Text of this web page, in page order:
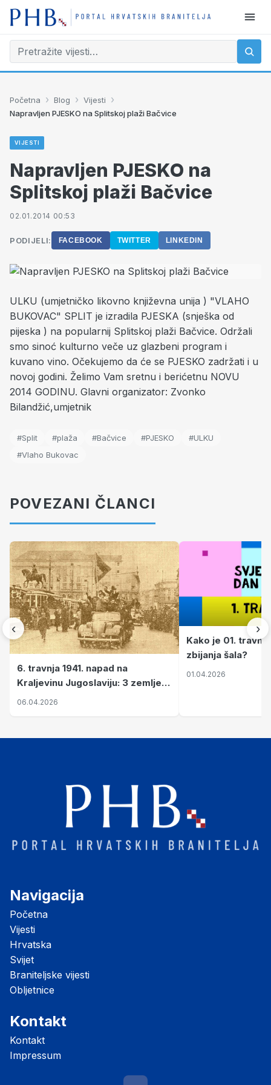
Početna › Blog › Vijesti ›
Napravljen PJESKO na Splitskoj plaži Bačvice
VIJESTI
Napravljen PJESKO na
Splitskoj plaži Bačvice
02.01.2014 00:53
PODIJELI: FACEBOOK TWITTER LINKEDIN
ULKU (umjetničko likovno književna unija ) "VLAHO
BUKOVAC" SPLIT je izradila PJESKA (snješka od
pijeska ) na popularnij Splitskoj plaži Bačvice. Održali
smo sinoć kulturno veče uz glazbeni program i
kuvano vino. Očekujemo da će se PJESKO zadržati i u
novoj godini. Želimo Vam sretnu i berićetnu NOVU
2014 GODINU. Glavni organizator: Zvonko
Bilandžić,umjetnik
#Split #plaža #Bačvice #PJESKO
#ULKU
#Vlaho Bukovac
POVEZANI ČLANCI
‹
6. travnja 1941. napad na
Kraljevinu Jugoslaviju: 3 zemlje
nastale njenim raspadom
06.04.2026
Kako je 01.
zbijanja šala?
01.04.2026
›
Navigacija
Početna
Vijesti
Hrvatska
Svijet
Braniteljske vijesti
Obljetnice
Kontakt
Kontakt
Impressum